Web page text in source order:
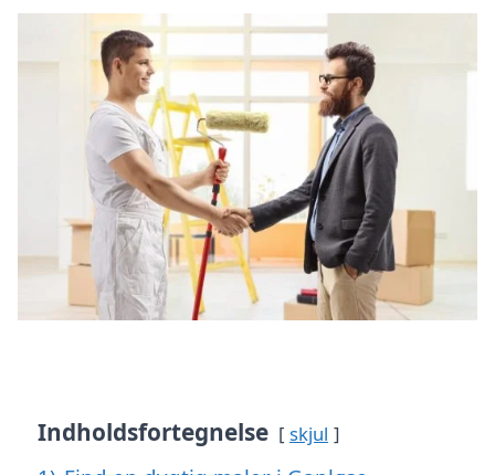
Indholdsfortegnelse skjul